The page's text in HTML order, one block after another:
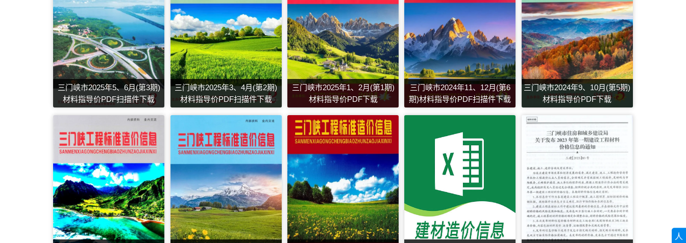
三门峡市2025年5、6月(第3期)
材料指导价PDF扫描件下载
三门峡市2025年3、4月(第2期)
材料指导价PDF扫描件下载
三门峡市2025年1、2月(第1期)
材料指导价PDF下载
三门峡市2024年11、12月(第6
期)材料指导价PDF扫描件下载
三门峡市2024年9、10月(第5期)
材料指导价PDF下载
人